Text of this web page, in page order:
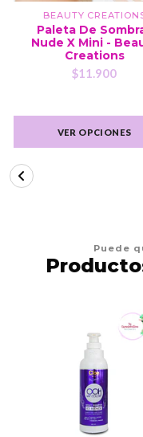
BEAUTY
Paleta De
Nude X Mini -
Creations
$11.900
VER OPCIONES
Puede